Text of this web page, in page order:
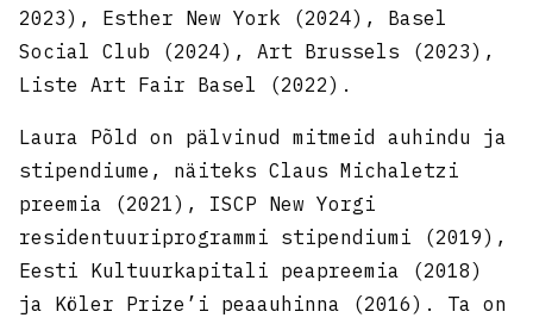
2023), Esther New York (2024), Basel
Social Club (2024), Art Brussels (2023),
Liste Art Fair Basel (2022).
Laura Põld on pälvinud mitmeid auhindu ja
stipendiume, näiteks Claus Michaletzi
preemia (2021), ISCP New Yorgi
residentuuriprogrammi stipendiumi (2019),
Eesti Kultuurkapitali peapreemia (2018)
ja Köler Prize’i peaauhinna (2016). Ta on